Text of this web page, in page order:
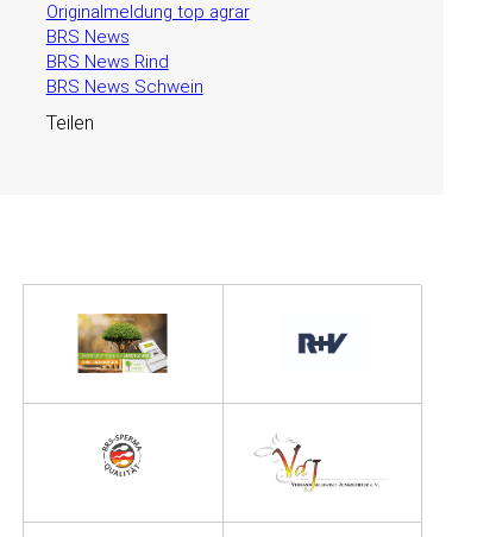
Originalmeldung top agrar
BRS News
BRS News Rind
BRS News Schwein
Teilen